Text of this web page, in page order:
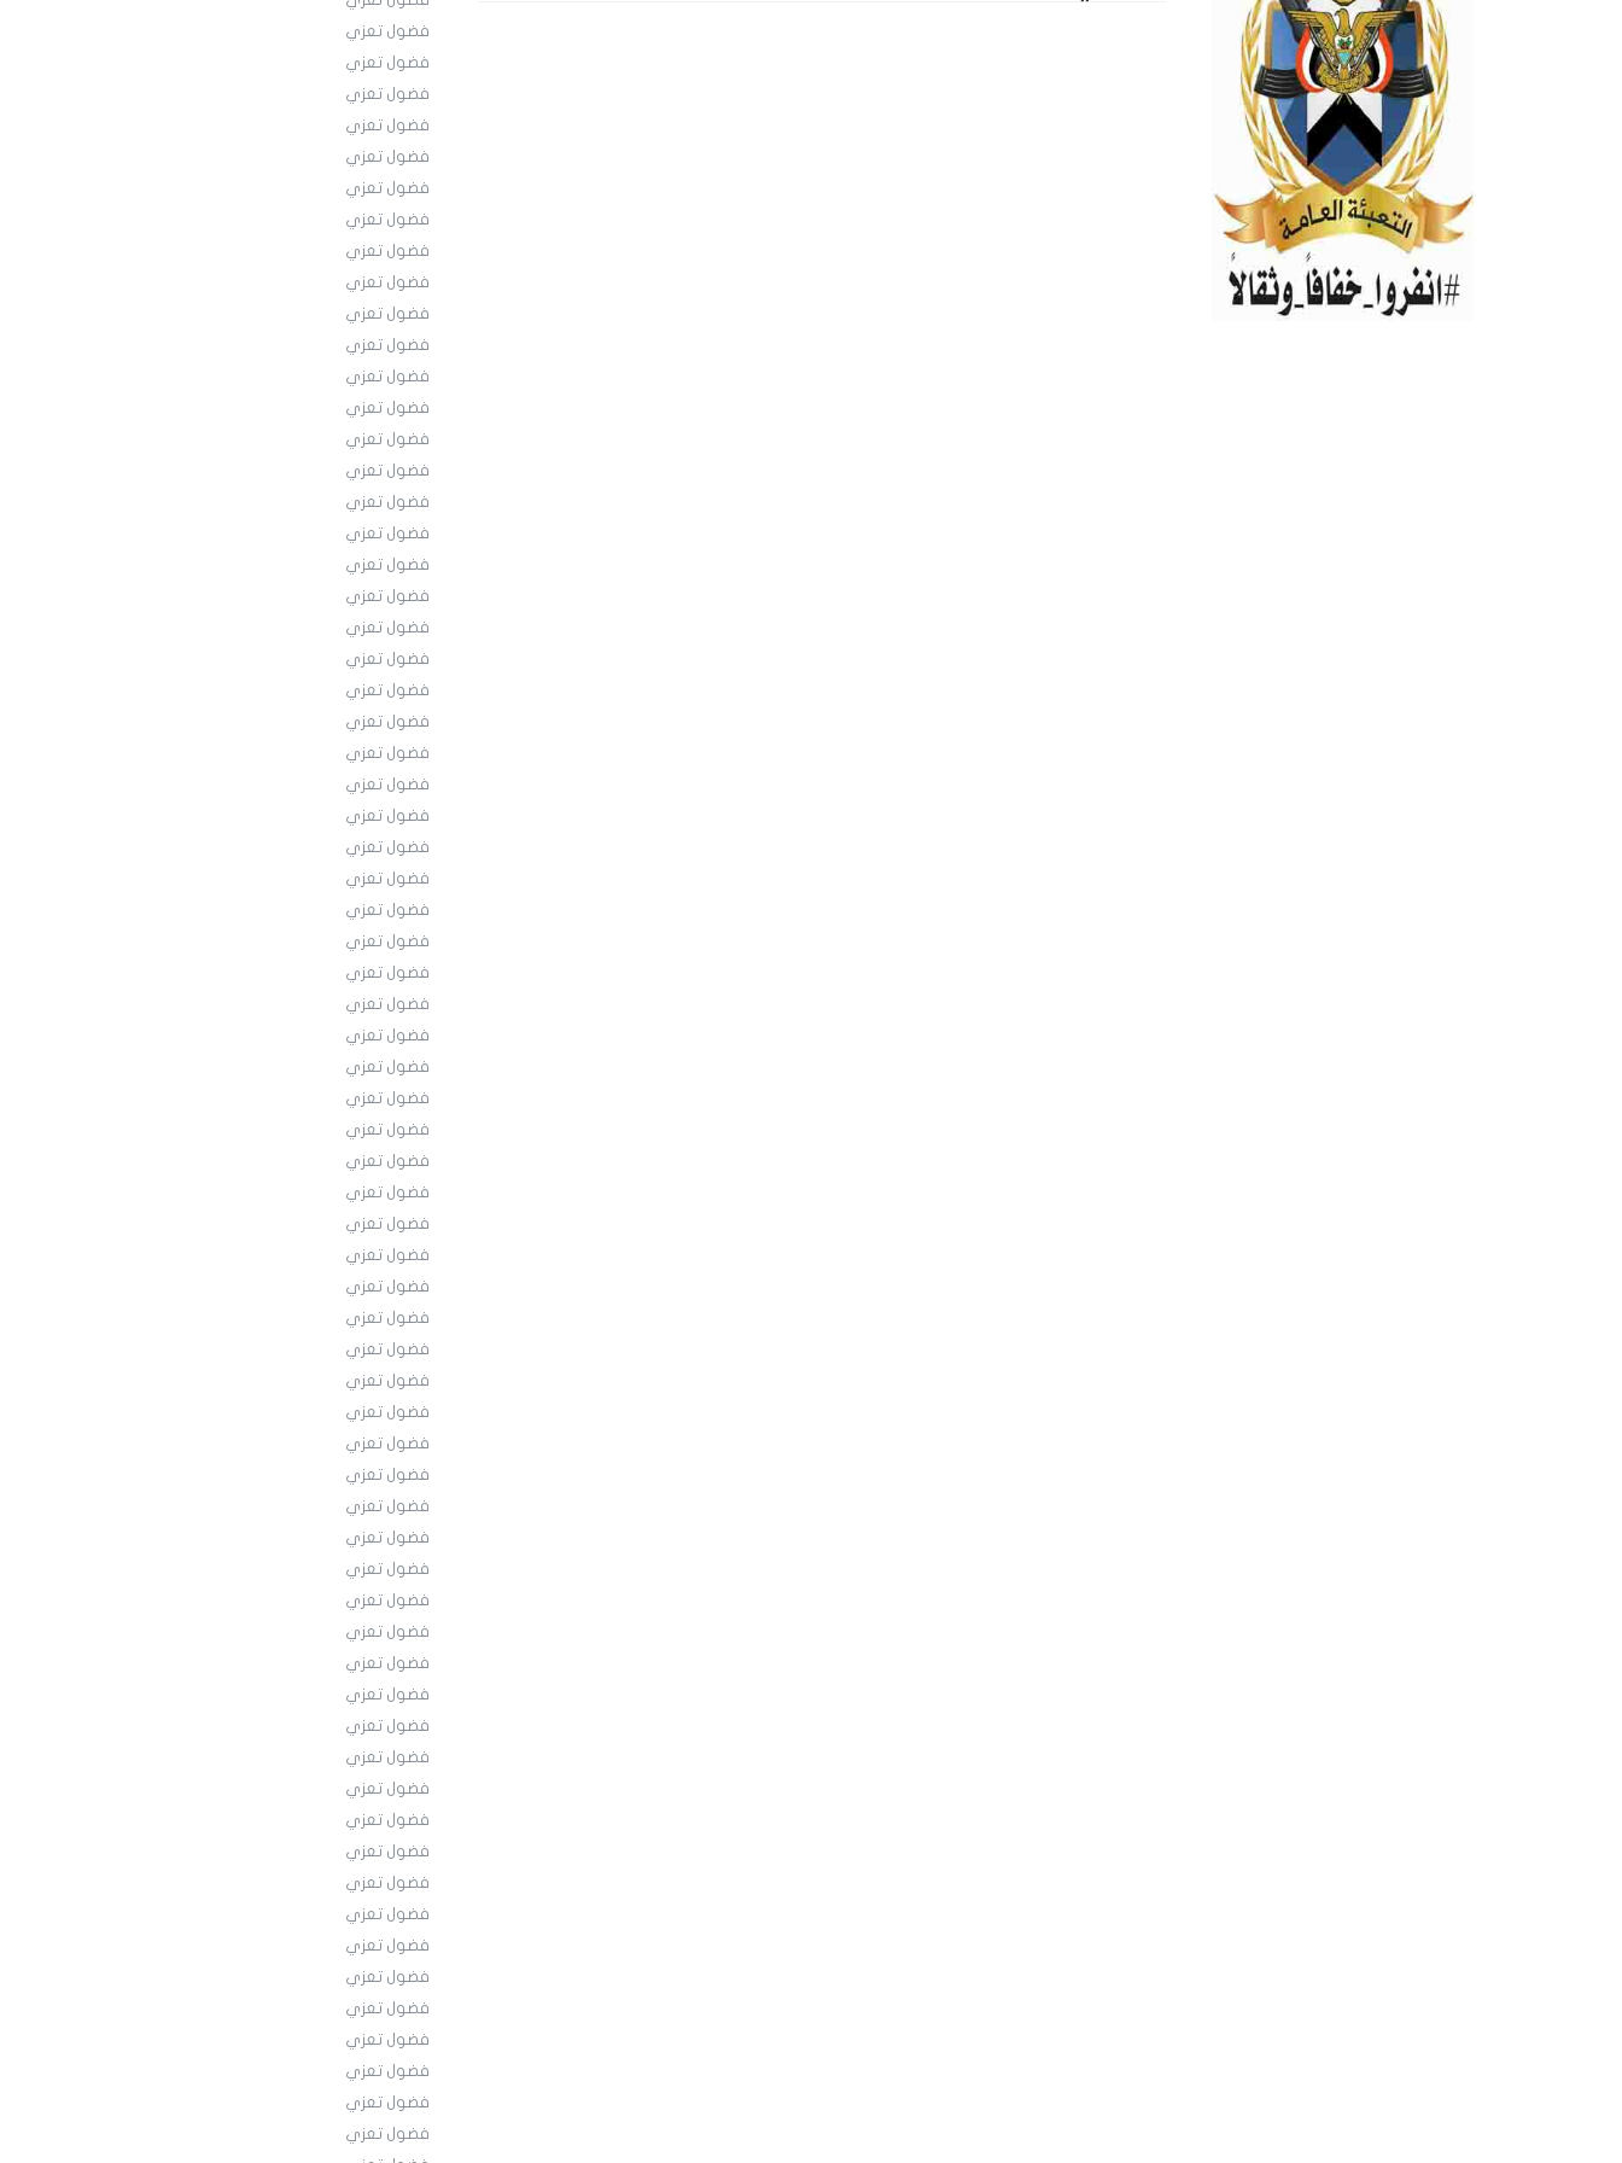
فضول تعزي
فضول تعزي
فضول تعزي
فضول تعزي
فضول تعزي
فضول تعزي
فضول تعزي
فضول تعزي
فضول تعزي
فضول تعزي
فضول تعزي
فضول تعزي
فضول تعزي
فضول تعزي
فضول تعزي
فضول تعزي
فضول تعزي
فضول تعزي
فضول تعزي
فضول تعزي
فضول تعزي
فضول تعزي
فضول تعزي
فضول تعزي
فضول تعزي
فضول تعزي
فضول تعزي
فضول تعزي
فضول تعزي
فضول تعزي
فضول تعزي
فضول تعزي
فضول تعزي
فضول تعزي
فضول تعزي
فضول تعزي
فضول تعزي
فضول تعزي
فضول تعزي
فضول تعزي
فضول تعزي
فضول تعزي
فضول تعزي
فضول تعزي
فضول تعزي
فضول تعزي
فضول تعزي
فضول تعزي
فضول تعزي
فضول تعزي
فضول تعزي
فضول تعزي
فضول تعزي
فضول تعزي
فضول تعزي
فضول تعزي
فضول تعزي
فضول تعزي
فضول تعزي
فضول تعزي
فضول تعزي
فضول تعزي
فضول تعزي
فضول تعزي
فضول تعزي
فضول تعزي
فضول تعزي
فضول تعزي